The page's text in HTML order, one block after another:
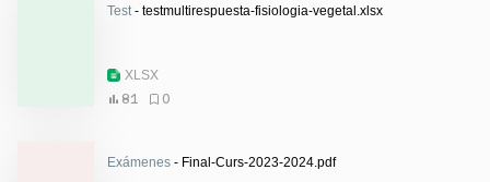
Test - testmultirespuesta-fisiologia-vegetal.xlsx
XLSX
81
0
Exámenes - Final-Curs-2023-2024.pdf